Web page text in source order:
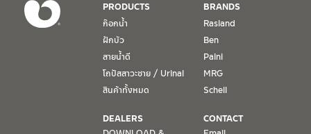
1. การรับประกัน จะต้องมีหลักฐานการซื้อ หรือ ใบเสร็จ โดยทางบริษัทฯ
ขอตรวจสอบโดยนับวันซื้อขายเป็นสำคัญ ทางบริษัทฯ ไม่สามารถให้
เงื่อนไขการรับประกันสินค้าได้ หากไม่มีเอกสารดังกล่าว
2. การรับประกันสินค้า จะรับประกันฉพาะสินค้าที่อยู่ในสภาพการใช้งาน
ปกติ หากมีตำหนิ ชำรุด ร้าว ตกพื้น หรือสภาพภายนอกอยู่ในสภาพที่ใช้
PRODUCTS
ก๊อกน้ำ
ฝักบัว
สายน้ำดี
โถปัสสาวะชาย / Urinal
สินค้าทั้งหมด
BRANDS
Rasland
Ben
Paini
MRG
Schell
DEALERS
CONTACT